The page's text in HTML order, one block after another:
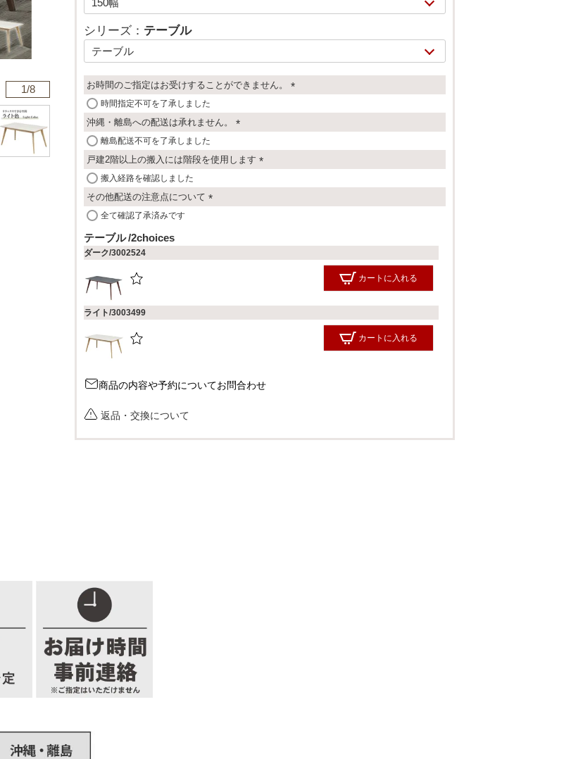
1/8
シリーズ： テーブル
お時間のご指定はお受けすることができません。
必
時間指定不可を了承しました
沖縄・離島への配送は承れません。
必
須
離島配送不可を了承しました
戸建2階以上の搬入には階段を使用します
必
搬入経路を確認しました
その他配送の注意点について
全て確認了承済みです
テーブル 2choices
ダーク/3002524
カートに入れる
ライト/3003499
カートに入れる
商品の内容や予約についてお問合わせ
返品・交換について